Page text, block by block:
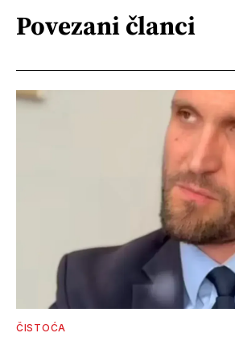
Povezani članci
ČISTOĆA